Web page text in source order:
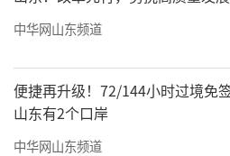
中华网山东频道
便捷再升级！72/144小时过境免签
山东有2个口岸
中华网山东频道